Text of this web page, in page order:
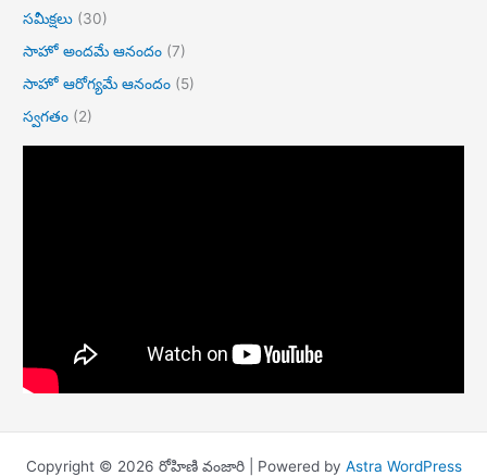
సమీక్షలు (30)
సాహో అందమే ఆనందం (7)
సాహో ఆరోగ్యమే ఆనందం (5)
స్వగతం (2)
Copyright © 2026 రోహిణి వంజారి | Powered by Astra WordPress